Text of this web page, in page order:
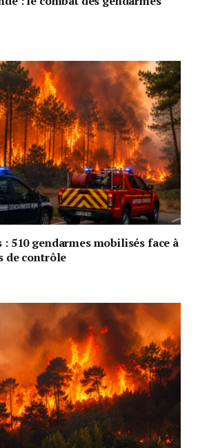
: 510 gendarmes mobilisés face à
de contrôle